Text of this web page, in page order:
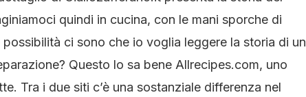
quindi in cucina, con le mani sporche di
ci sono che io voglia leggere la storia di un
Questo lo sa bene Allrecipes.com, uno
Tra i due siti c’è una sostanziale differenza nel